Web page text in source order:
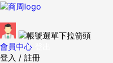
會員中心
登入 / 註冊